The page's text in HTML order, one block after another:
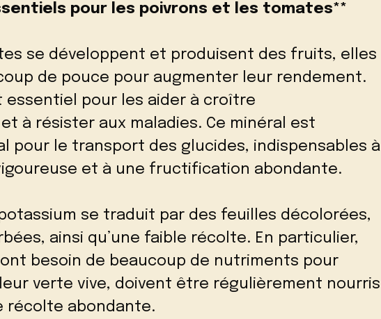
pour les poivrons et les tomates**
se développent et produisent des fruits, elles
de pouce pour augmenter leur rendement.
essentiel pour les aider à croître
à résister aux maladies. Ce minéral est
pour le transport des glucides, indispensables à
et à une fructification abondante.
se traduit par des feuilles décolorées,
ainsi qu’une faible récolte. En particulier,
ont besoin de beaucoup de nutriments pour
verte vive, doivent être régulièrement nourris
récolte abondante.